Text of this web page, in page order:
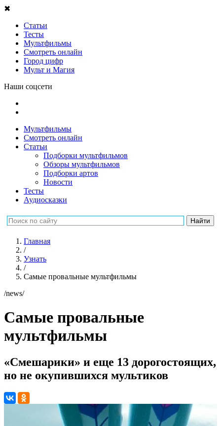
✖
Статьи
Тесты
Мультфильмы
Смотреть онлайн
Город цифр
Мульт и Магия
Наши соцсети
Мультфильмы
Смотреть онлайн
Статьи
Подборки мультфильмов
Обзоры мультфильмов
Подборки артов
Новости
Тесты
Аудиосказки
Главная
/
Узнать
/
Самые провальные мультфильмы
/news/
Самые провальные
мультфильмы
«Смешарики» и еще 13 дорогостоящих,
но не окупившихся мультиков